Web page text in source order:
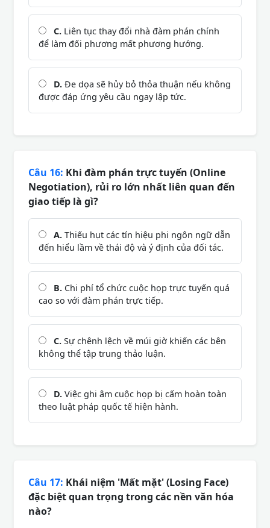
C. Liên tục thay đổi nhà đàm phán chính
để làm đối phương mất phương hướng.
D. Đe dọa sẽ hủy bỏ thỏa thuận nếu không
được đáp ứng yêu cầu ngay lập tức.
Câu 16: Khi đàm phán trực tuyến (Online
Negotiation), rủi ro lớn nhất liên quan đến
giao tiếp là gì?
A. Thiếu hụt các tín hiệu phi ngôn ngữ dẫn
đến hiểu lầm về thái độ và ý định của đối tác.
B. Chi phí tổ chức cuộc họp trực tuyến quá
cao so với đàm phán trực tiếp.
C. Sự chênh lệch về múi giờ khiến các bên
không thể tập trung thảo luận.
D. Việc ghi âm cuộc họp bị cấm hoàn toàn
theo luật pháp quốc tế hiện hành.
Câu 17: Khái niệm 'Mất mặt' (Losing Face)
đặc biệt quan trọng trong các nền văn hóa
nào?